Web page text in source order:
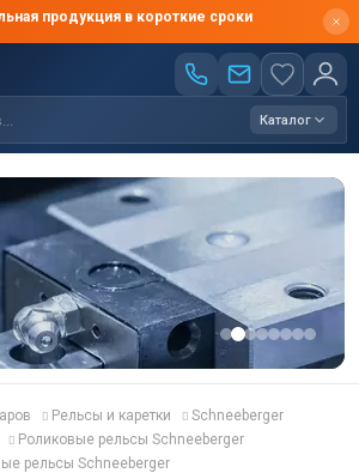
продукция в короткие сроки
Каталог
Рельсы и каретки
Schneeberger
Роликовые рельсы Schneeberger
рельсы Schneeberger